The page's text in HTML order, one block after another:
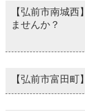
【弘前市南城
ませんか？
【弘前市富田